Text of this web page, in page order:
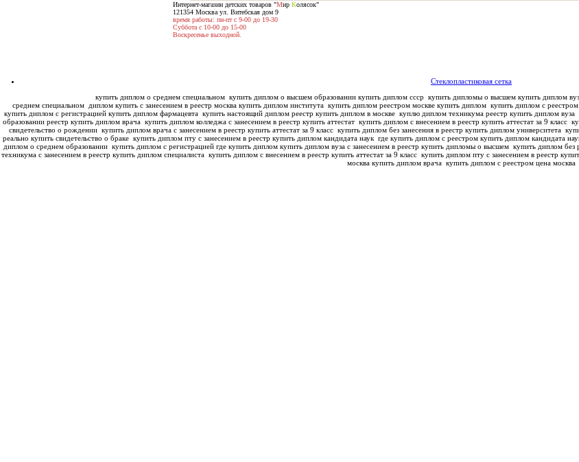
Интернет-магазин детских товаров "Мир Колясок"
121354 Москва ул. Витебская дом 9
время работы: пн-пт с 9-00 до 19-30
Суббота с 10-00 до 15-00
Воскресенье выходной.
Стеклопластиковая сетка
купить диплом о среднем специальном купить диплом о высшем образовании купить диплом ссср купить дипломы о высшем купить диплом
среднем специальном диплом купить с занесением в реестр москва купить диплом института купить диплом реестром москве купить диплом купить диплом с
купить диплом с регистрацией купить диплом фармацевта купить настоящий диплом реестр купить диплом в москве куплю диплом техникума реестр купить диплом вуза
образовании реестр купить диплом врача купить диплом колледжа с занесением в реестр купить аттестат купить диплом с внесением в реестр купить аттестат за 9 класс
свидетельство о рождении купить диплом врача с занесением в реестр купить аттестат за 9 класс купить диплом без занесения в реестр купить диплом университета
реально купить свидетельство о браке купить диплом пту с занесением в реестр купить диплом кандидата наук где купить диплом с реестром купить диплом кандидата
диплом о среднем образовании купить диплом с регистрацией где купить диплом купить диплом вуза с занесением в реестр купить дипломы о высшем купить диплом без
техникума с занесением в реестр купить диплом специалиста купить диплом с внесением в реестр купить аттестат за 9 класс купить диплом пту с занесением в реестр
москва купить диплом врача купить диплом с реестром цена москва